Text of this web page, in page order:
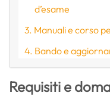
d’esame
Manuali e corso
Bando e
Requisiti e